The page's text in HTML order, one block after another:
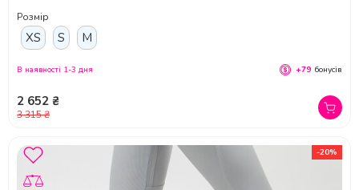
Розмір
XS S M
2 652 ₴
3 315 ₴
В наявності 1-3 дня +79 бонусів
-20%